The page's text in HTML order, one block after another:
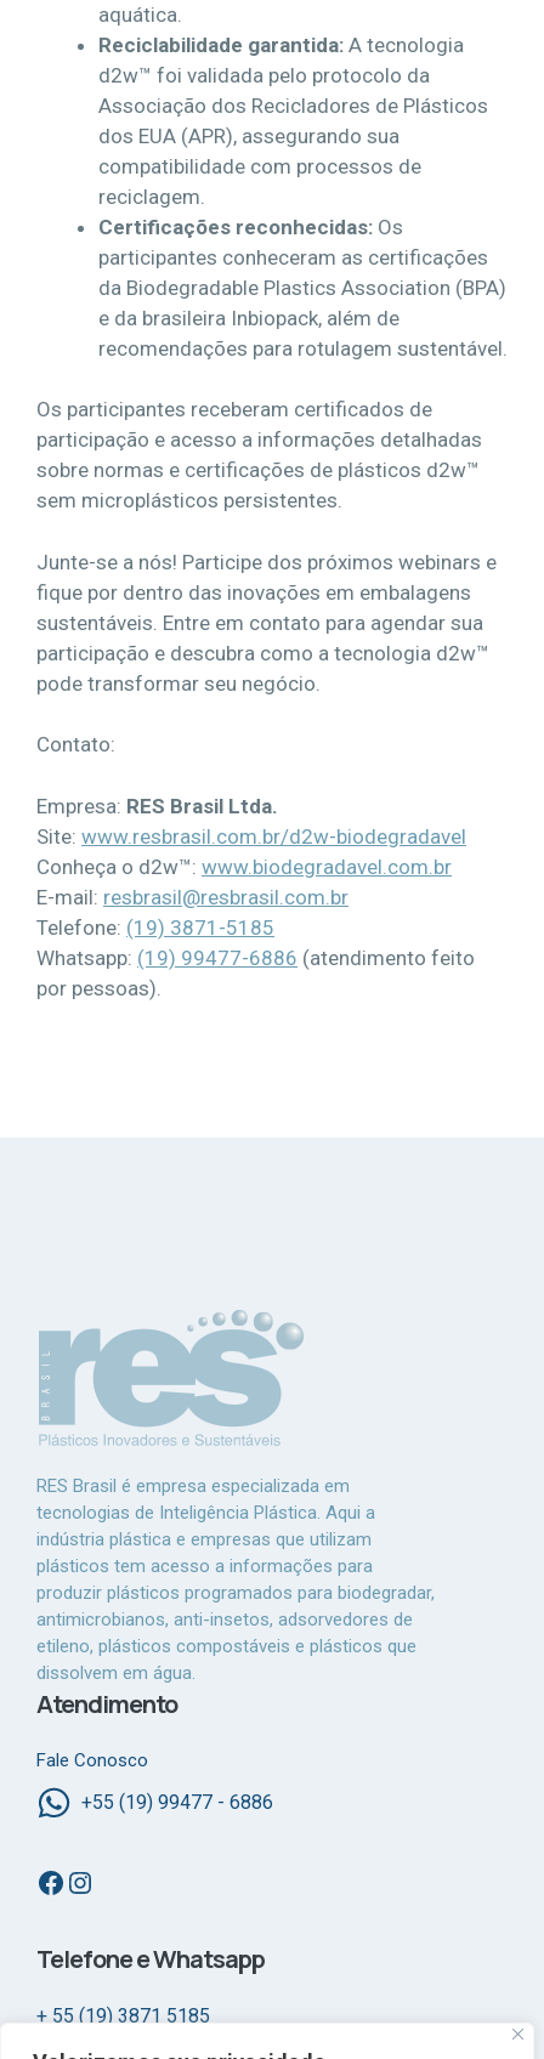
aquática.
Reciclabilidade garantida: A tecnologia
d2w™ foi validada pelo protocolo da
Associação dos Recicladores de Plásticos
dos EUA (APR), assegurando sua
compatibilidade com processos de
reciclagem.
Certificações reconhecidas: Os
participantes conheceram as certificações
da Biodegradable Plastics Association (BPA)
e da brasileira Inbiopack, além de
recomendações para rotulagem sustentável.
Os participantes receberam certificados de
participação e acesso a informações detalhadas
sobre normas e certificações de plásticos d2w™
sem microplásticos persistentes.
Junte-se a nós! Participe dos próximos webinars e
fique por dentro das inovações em embalagens
sustentáveis. Entre em contato para agendar sua
participação e descubra como a tecnologia d2w™
pode transformar seu negócio.
Contato:
Empresa: RES Brasil Ltda.
Site: www.resbrasil.com.br/d2w-biodegradavel
Conheça o d2w™: www.biodegradavel.com.br
E-mail: resbrasil@resbrasil.com.br
Telefone: (19) 3871-5185
Whatsapp: (19) 99477-6886 (atendimento feito
por pessoas).
RES Brasil é empresa especializada em
tecnologias de Inteligência Plástica. Aqui a
indústria plástica e empresas que utilizam
plásticos tem acesso a informações para
produzir plásticos programados para biodegradar,
antimicrobianos, anti-insetos, adsorvedores de
etileno, plásticos compostáveis e plásticos que
dissolvem em água.
Atendimento
Fale Conosco
+55 (19) 99477 - 6886
Facebook Instagram
Telefone e Whatsapp
+ 55 (19) 3871 5185